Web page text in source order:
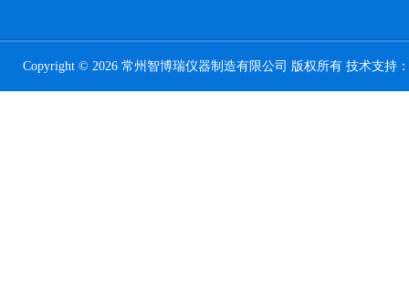
Copyright © 2026 常州智博瑞仪器制造有限公司 版权所有 技术支持：